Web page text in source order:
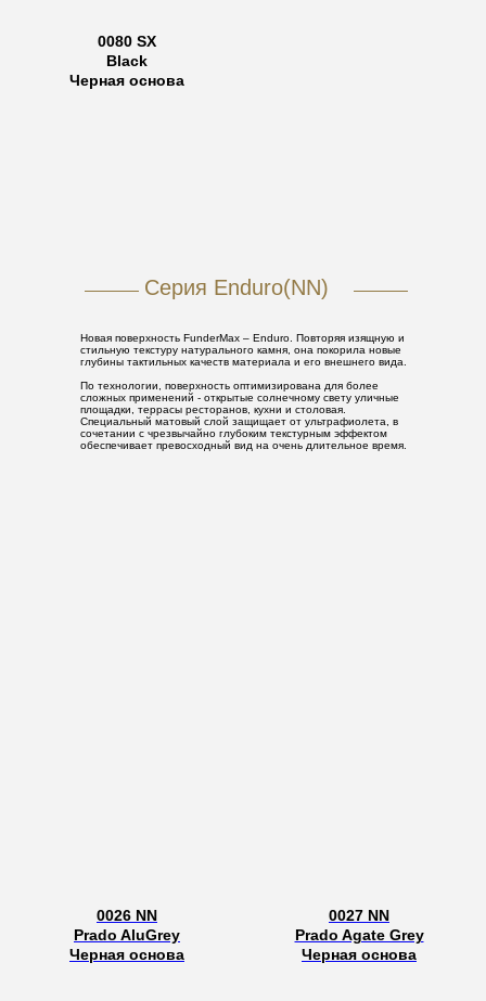
0080 SX
Black
Черная основа
Серия Enduro(NN)
Новая поверхность FunderMax – Enduro. Повторяя изящную и
стильную текстуру натурального камня, она покорила новые
глубины тактильных качеств материала и его внешнего вида.
По технологии, поверхность оптимизирована для более
сложных применений - открытые солнечному свету уличные
площадки, террасы ресторанов, кухни и столовая.
Специальный матовый слой защищает от ультрафиолета, в
сочетании с чрезвычайно глубоким текстурным эффектом
обеспечивает превосходный вид на очень длительное время.
0026 NN
Prado AluGrey
Черная основа
0027 NN
Prado Agate Grey
Черная основа